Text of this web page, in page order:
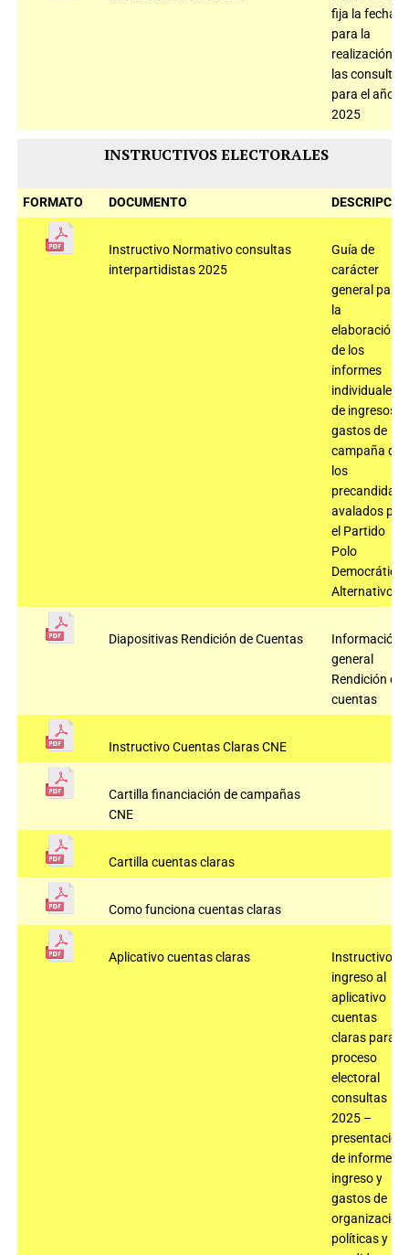
fija la fecha
para la
realización de
las consultas
para el año
2025
INSTRUCTIVOS ELECTORALES
FORMATO DOCUMENTO
Instructivo Normativo consultas
interpartidistas 2025
Guía de
carácter
general para
la
elaboración
de los
informes
individuales
de ingresos y
gastos de
campaña de
los
avalados por
el Partido
Polo
Democrático
Alternativo
Diapositivas Rendición de Cuentas
Información
general
Rendición de
cuentas
Instructivo Cuentas Claras CNE
Cartilla financiación de campañas
CNE
Cartilla cuentas claras
Como funciona cuentas claras
Aplicativo cuentas claras
Instructivo
ingreso al
aplicativo
cuentas
claras para el
proceso
electoral
consultas
2025 –
presentación
de informe de
ingreso y
gastos de
políticas y